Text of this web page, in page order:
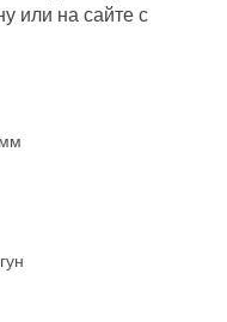
или на сайте с